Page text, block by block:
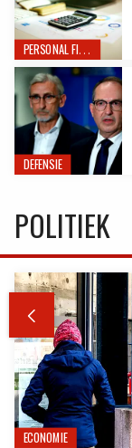
PERSONAL FINANCE
DEFENSIE
POLITIEK

ECONOMIE